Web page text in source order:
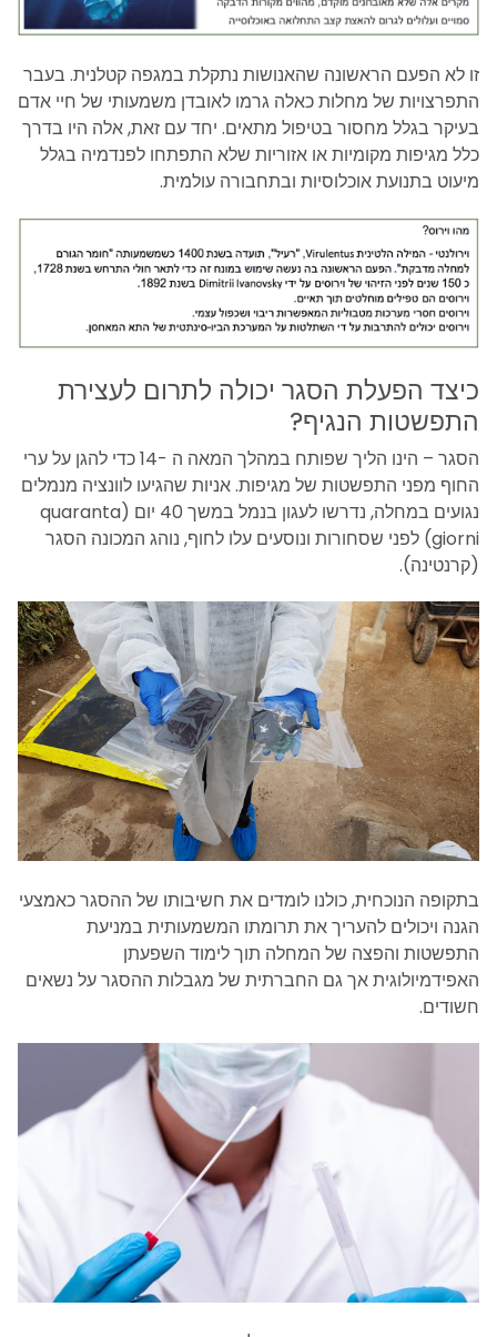
זו לא הפעם הראשונה שהאנושות נתקלת במגפה קטלנית. בעבר
התפרצויות של מחלות כאלה גרמו לאובדן משמעותי של חיי אדם
בעיקר בגלל מחסור בטיפול מתאים. יחד עם זאת, אלה היו בדרך
כלל מגיפות מקומיות או אזוריות שלא התפתחו לפנדמיה בגלל
מיעוט בתנועת אוכלוסיות ובתחבורה עולמית.
כיצד הפעלת הסגר יכולה לתרום לעצירת
התפשטות הנגיף?
הסגר – הינו הליך שפותח במהלך המאה ה -14 כדי להגן על ערי
החוף מפני התפשטות של מגיפות. אניות שהגיעו לוונציה מנמלים
נגועים במחלה, נדרשו לעגון בנמל במשך 40 יום (quaranta
giorni) לפני שסחורות ונוסעים עלו לחוף, נוהג המכונה הסגר
(קרנטינה).
בתקופה הנוכחית, כולנו לומדים את חשיבותו של ההסגר כאמצעי
הגנה ויכולים להעריך את תרומתו המשמעותית במניעת
התפשטות והפצה של המחלה תוך לימוד השפעתן
האפידמיולוגית אך גם החברתית של מגבלות ההסגר על נשאים
חשודים.